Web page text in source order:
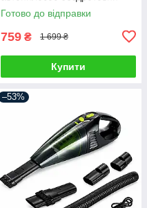
портативний ручний для
сухого прибирання міні
Готово до відправки
759 ₴ 1 699 ₴
Купити
–53%